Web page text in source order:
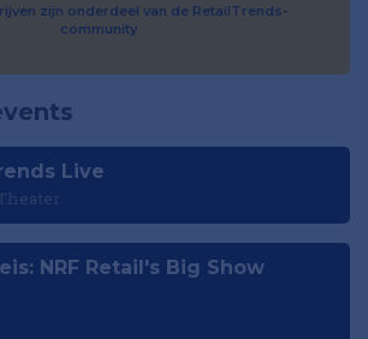
zijn onderdeel van de RetailTrends-
community
Live
NRF Retail's Big Show